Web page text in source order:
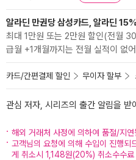
알라딘 만권당 삼성카드, 알라딘
최대 1만원 또는 2만원 할인(전월
급월 +1개월까지는 전월 실적이 없
카드/간편결제 할인 무이자 할부
관심 저자, 시리즈의 출간 알림을 받
해외 거래처 사정에 의하여 품절/지
고객님의 요청에 의해 수입이 진행되
게 취소시 1,148원(20%) 취소수수료